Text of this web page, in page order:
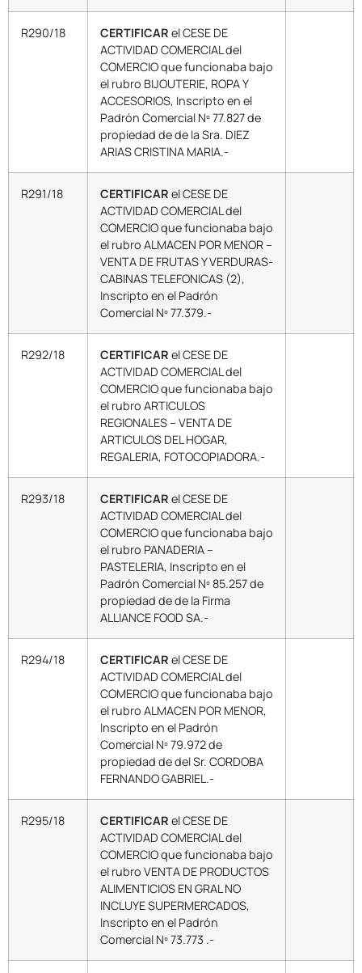
R290/18 CERTIFICAR el CESE DE
ACTIVIDAD COMERCIAL del
COMERCIO que funcionaba bajo
el rubro BIJOUTERIE, ROPA Y
ACCESORIOS, Inscripto en el
Padrón Comercial Nº 77.827 de
propiedad de de la Sra. DIEZ
ARIAS CRISTINA MARIA.-
R291/18 CERTIFICAR el CESE DE
ACTIVIDAD COMERCIAL del
COMERCIO que funcionaba bajo
el rubro ALMACEN POR MENOR –
VENTA DE FRUTAS Y VERDURAS-
CABINAS TELEFONICAS (2),
Inscripto en el Padrón
Comercial Nº 77.379.-
R292/18 CERTIFICAR el CESE DE
ACTIVIDAD COMERCIAL del
COMERCIO que funcionaba bajo
el rubro ARTICULOS
REGIONALES – VENTA DE
ARTICULOS DEL HOGAR,
REGALERIA, FOTOCOPIADORA.-
R293/18 CERTIFICAR el CESE DE
ACTIVIDAD COMERCIAL del
COMERCIO que funcionaba bajo
el rubro PANADERIA –
PASTELERIA, Inscripto en el
Padrón Comercial Nº 85.257 de
propiedad de de la Firma
ALLIANCE FOOD SA.-
R294/18 CERTIFICAR el CESE DE
ACTIVIDAD COMERCIAL del
COMERCIO que funcionaba bajo
el rubro ALMACEN POR MENOR,
Inscripto en el Padrón
Comercial Nº 79.972 de
propiedad de del Sr. CORDOBA
FERNANDO GABRIEL.-
R295/18 CERTIFICAR el CESE DE
ACTIVIDAD COMERCIAL del
COMERCIO que funcionaba bajo
el rubro VENTA DE PRODUCTOS
ALIMENTICIOS EN GRAL NO
INCLUYE SUPERMERCADOS,
Inscripto en el Padrón
Comercial Nº 73.773 .-